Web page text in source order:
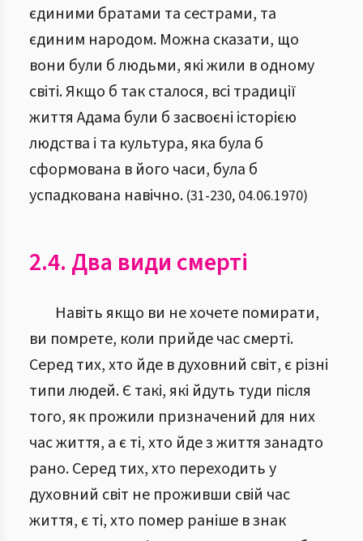
єдиними братами та сестрами, та
єдиним народом. Можна сказати, що
вони були б людьми, які жили в одному
світі. Якщо б так сталося, всі традиції
життя Адама були б засвоєні історією
людства і та культура, яка була б
сформована в його часи, була б
успадкована навічно. (31-230, 04.06.1970)
2.4. Два види смерті
Навіть якщо ви не хочете помирати,
ви помрете, коли прийде час смерті.
Серед тих, хто йде в духовний світ, є різні
типи людей. Є такі, які йдуть туди після
того, як прожили призначений для них
час життя, а є ті, хто йде з життя занадто
рано. Серед тих, хто переходить у
духовний світ не проживши свій час
життя, є ті, хто помер раніше в знак